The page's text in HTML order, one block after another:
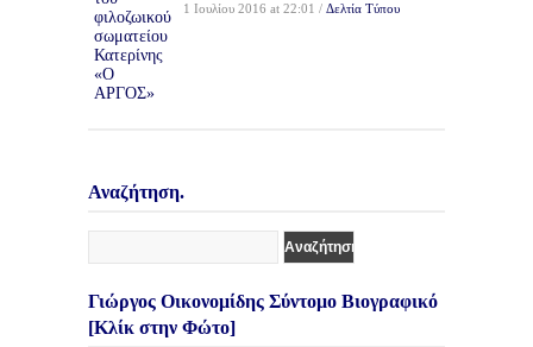
1 Ιουλίου 2016 at 22:01 / Δελτία Τύπου
Αναζήτηση.
Γιώργος Οικονομίδης Σύντομο Βιογραφικό
[Κλίκ στην Φώτο]